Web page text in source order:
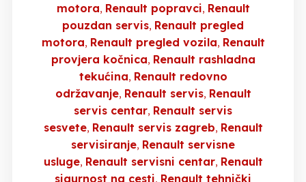
motora Renault popravci Renault
pouzdan servis Renault pregled
motora Renault pregled vozila Renault
provjera kočnica Renault rashladna
tekućina Renault redovno
održavanje Renault servis Renault
servis centar Renault servis
sesvete Renault servis zagreb Renault
servisiranje Renault servisne
usluge Renault servisni centar Renault
sigurnost na cesti Renault tehnički